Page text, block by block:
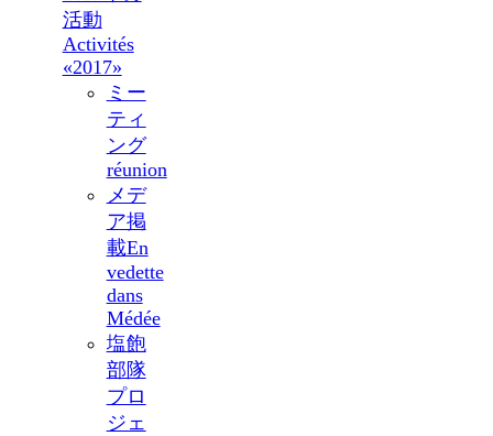
活動
Activités
«2017»
ミー
ティ
ング
réunion
メデ
ア掲
載En
vedette
dans
Médée
塩飽
部隊
プロ
ジェ